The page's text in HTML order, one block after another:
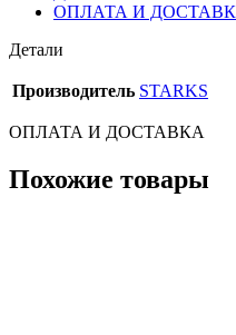
ОПЛАТА И
Детали
Производитель STARKS
ОПЛАТА И ДОСТАВКА
Похожие товары